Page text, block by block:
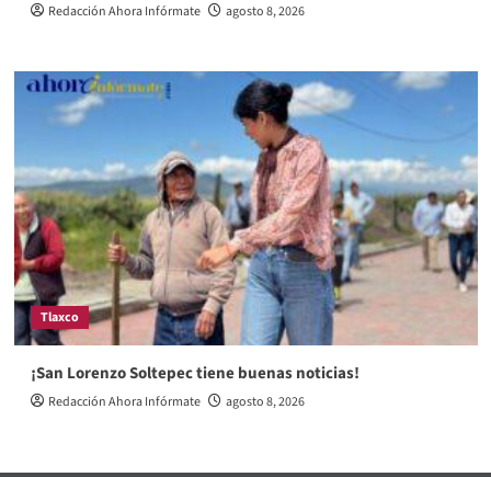
Redacción Ahora Infórmate agosto 8, 2026
Tlaxco
¡San Lorenzo Soltepec tiene buenas noticias!
Redacción Ahora Infórmate agosto 8, 2026